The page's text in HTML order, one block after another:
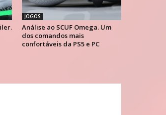
JOGOS
Análise ao SCUF Omega. Um
dos comandos mais
confortáveis da PS5 e PC